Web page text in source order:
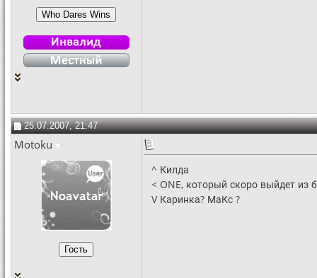
25.07.2007, 21:47
Motoku
^ Килда
< ONE, который скоро выйдет из
V Каринка? МаКс ?